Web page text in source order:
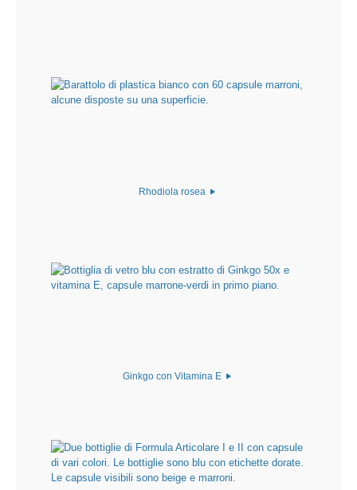
Rhodiola rosea
Ginkgo con Vitamina E